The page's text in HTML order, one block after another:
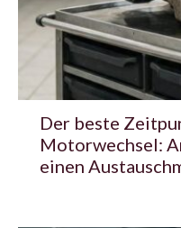
Der beste
Motorwechsel:
einen